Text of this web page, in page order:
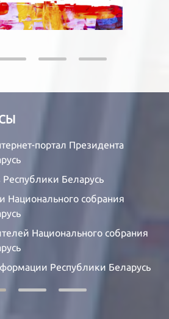
портал Президента
Беларусь
Национального собрания
Национального собрания
Республики Беларусь